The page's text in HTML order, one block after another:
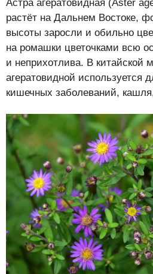
Астра агератовидная (Aster
растёт на Дальнем Востоке,
высоты заросли и обильно
на ромашки цветочками всю
и неприхотлива. В китайской
агератовидной используется
кишечных заболеваний,